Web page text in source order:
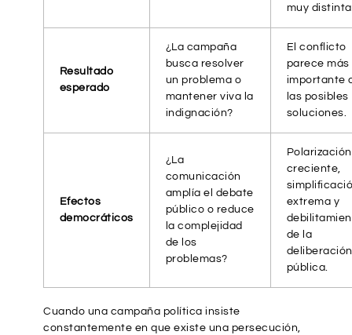
muy
Resultado
esperado
¿La campaña
busca resolver
un problema o
mantener viva la
indignación?
El conflicto
parece más
importante
las posibles
soluciones.
Efectos
democráticos
¿La
comunicación
amplía el debate
público o reduce
la complejidad
de los
problemas?
Polarización
creciente,
extrema y
de la
deliberación
pública.
Cuando una campaña política insiste
constantemente en que existe una persecución,